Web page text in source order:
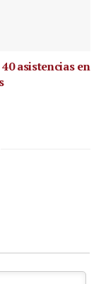
asistencias en